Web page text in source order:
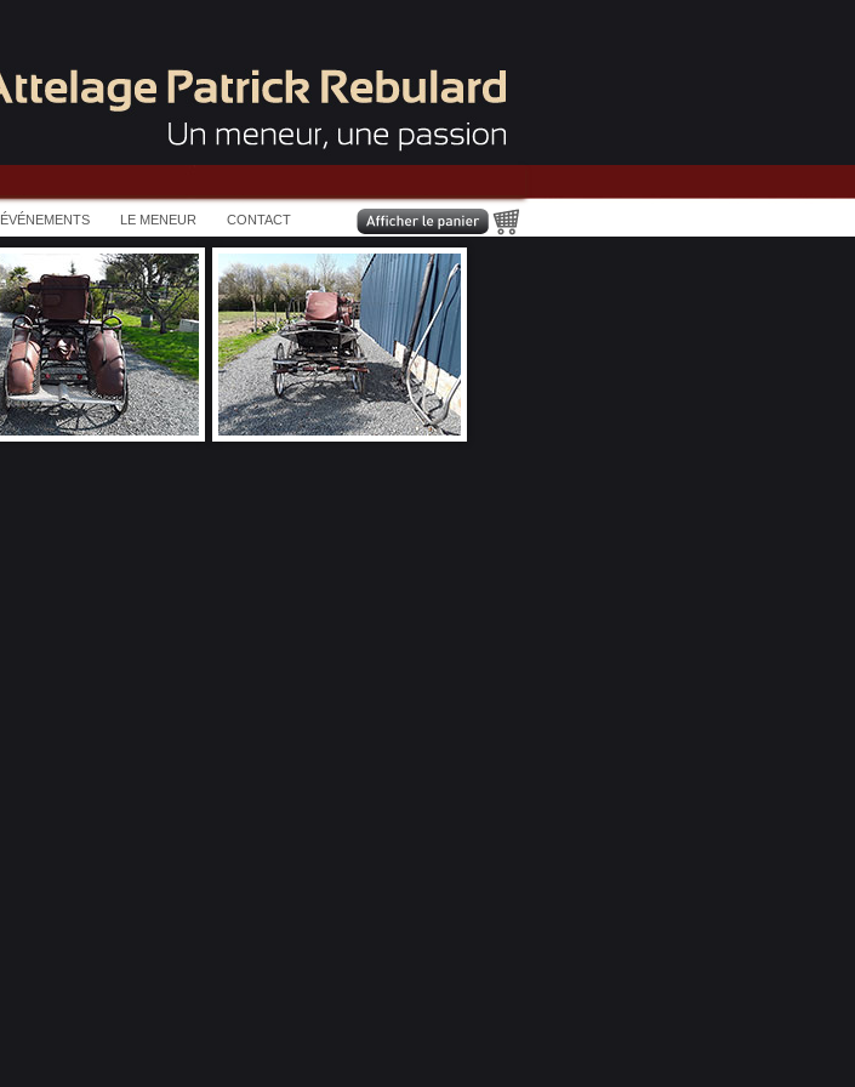
ÉVÉNEMENTS LE MENEUR CONTACT